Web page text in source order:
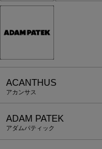
ACANTHUS
アカンサス
ADAM PATEK
アダムパティック